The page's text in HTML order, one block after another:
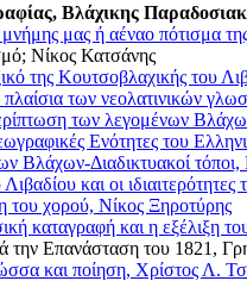
Βλάχικης
μας ή αέναο πότισμα
Νίκος Κατσάνης
της Κουτσοβλαχικής του
των νεολατινικών
των λεγομένων
Ενότητες του
Βλάχων-Διαδικτυακοί
και οι
του χορού, Νίκος Ξηροτύρης
καταγραφή και η εξέλιξη
την Επανάσταση του 1821,
και ποίηση, Χρίστος Λ.